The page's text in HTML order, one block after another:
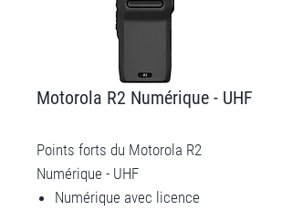
Motorola R2 Numérique - UHF
Points forts du Motorola R2
Numérique - UHF
Numérique avec licence